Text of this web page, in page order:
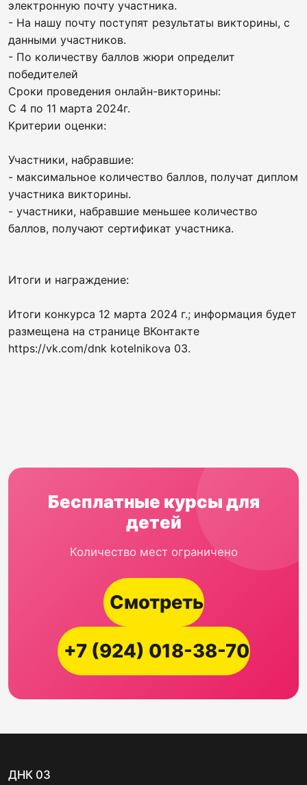
электронную почту участника.
- На нашу почту поступят результаты викторины, с
данными участников.
- По количеству баллов жюри определит
победителей
Сроки проведения онлайн-викторины:
С 4 по 11 марта 2024г.
Критерии оценки:
Участники, набравшие:
- максимальное количество баллов, получат диплом
участника викторины.
- участники, набравшие меньшее количество
баллов, получают сертификат участника.
Итоги и награждение:
Итоги конкурса 12 марта 2024 г.; информация будет
размещена на странице ВКонтакте
https://vk.com/dnk kotelnikova 03.
Бесплатные курсы для
детей
Количество мест ограничено
Смотреть
+7 (924) 018-38-70
ДНК 03